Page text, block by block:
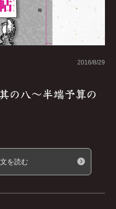
2016/8/29
の八～半端予算の
を読む